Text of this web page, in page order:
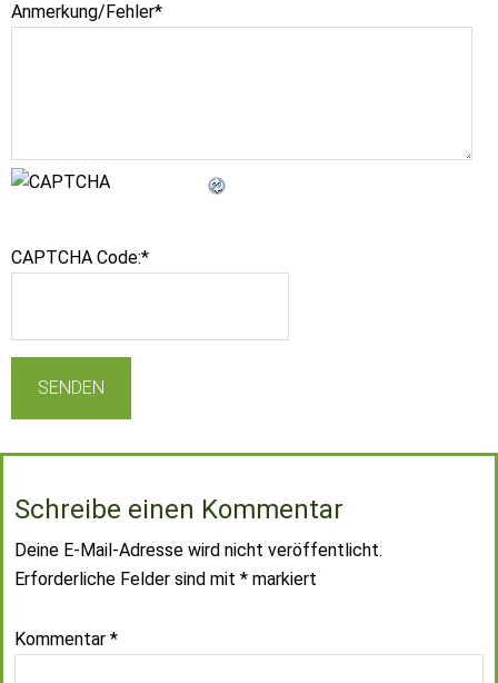
Anmerkung/Fehler*
CAPTCHA Code:*
Schreibe einen Kommentar
Deine E-Mail-Adresse wird nicht veröffentlicht.
Erforderliche Felder sind mit * markiert
Kommentar *